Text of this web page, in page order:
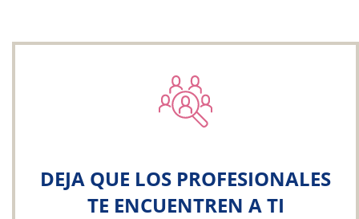
DEJA QUE LOS PROFESIONALES
TE ENCUENTREN A TI